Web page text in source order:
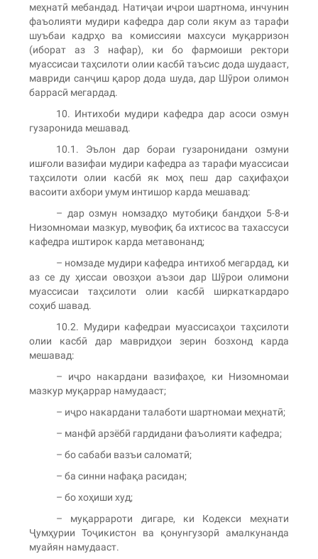
меҳнатӣ мебандад. Натиҷаи иҷрои шартнома, инчунин
фаъолияти мудири кафедра дар соли якум аз тарафи
шуъбаи кадрҳо ва комиссияи махсуси муқарризон
(иборат аз 3 нафар), ки бо фармоиши ректори
муассисаи таҳсилоти олии касбӣ таъсис дода шудааст,
мавриди санҷиш қарор дода шуда, дар Шӯрои олимон
баррасӣ мегардад.
10. Интихоби мудири кафедра дар асоси озмун
гузаронида мешавад.
10.1. Эълон дар бораи гузаронидани озмуни
ишғоли вазифаи мудири кафедра аз тарафи муассисаи
таҳсилоти олии касбӣ як моҳ пеш дар cаҳифаҳои
васоити ахбори умум интишор карда мешавад:
– дар озмун номзадҳо мутобиқи бандҳои 5-8-и
Низомномаи мазкур, мувофиқ ба ихтисос ва тахассуси
кафедра иштирок карда метавонанд;
– номзаде мудири кафедра интихоб мегардад, ки
аз се ду ҳиcсаи овозҳои аъзои дар Шӯрои олимони
муассисаи таҳсилоти олии касбӣ ширкаткардаро
соҳиб шавад.
10.2. Мудири кафедраи муассисаҳои таҳсилоти
олии касбӣ дар мавридҳои зерин бозхонд карда
мешавад:
– иҷро накардани вазифаҳое, ки Низомномаи
мазкур муқаррар намудааст;
– иҷро накардани талаботи шартномаи меҳнатӣ;
– манфӣ арзёбӣ гардидани фаъолияти кафедра;
– бо сабаби вазъи саломатӣ;
– ба синни нафақа расидан;
– бо хоҳиши худ;
– муқаррароти дигаре, ки Кодекси меҳнати
Ҷумҳурии Тоҷикистон ва қонунгузорӣ амалкунанда
муайян намудааст.